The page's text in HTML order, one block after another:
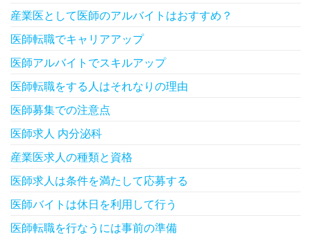
産業医として医師のアルバイトはおすすめ？
医師転職でキャリアアップ
医師アルバイトでスキルアップ
医師転職をする人はそれなりの理由
医師募集での注意点
医師求人 内分泌科
産業医求人の種類と資格
医師求人は条件を満たして応募する
医師バイトは休日を利用して行う
医師転職を行なうには事前の準備